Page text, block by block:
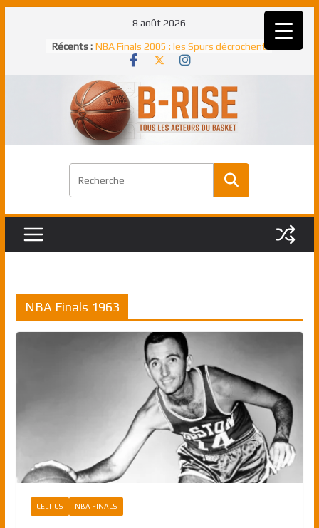
8 août 2026
Récents : NBA Finals 2005 : les Spurs décrochent
un troisième titre NBA, la rude bataille
NBA Finals 2021 : les Bucks et Giannis
Antetokounmpo triomphent, le Greek
Freek élu MVP
Shai Gilgeous-Alexander : son premier
match à plus de 40 points en NBA, le
Pau Gasol dans l’histoire en 2002 :
premier européen sacré Rookie de
Rudy Gobert, deuxième Français élu
NBA Finals 1963
CELTICS NBA FINALS